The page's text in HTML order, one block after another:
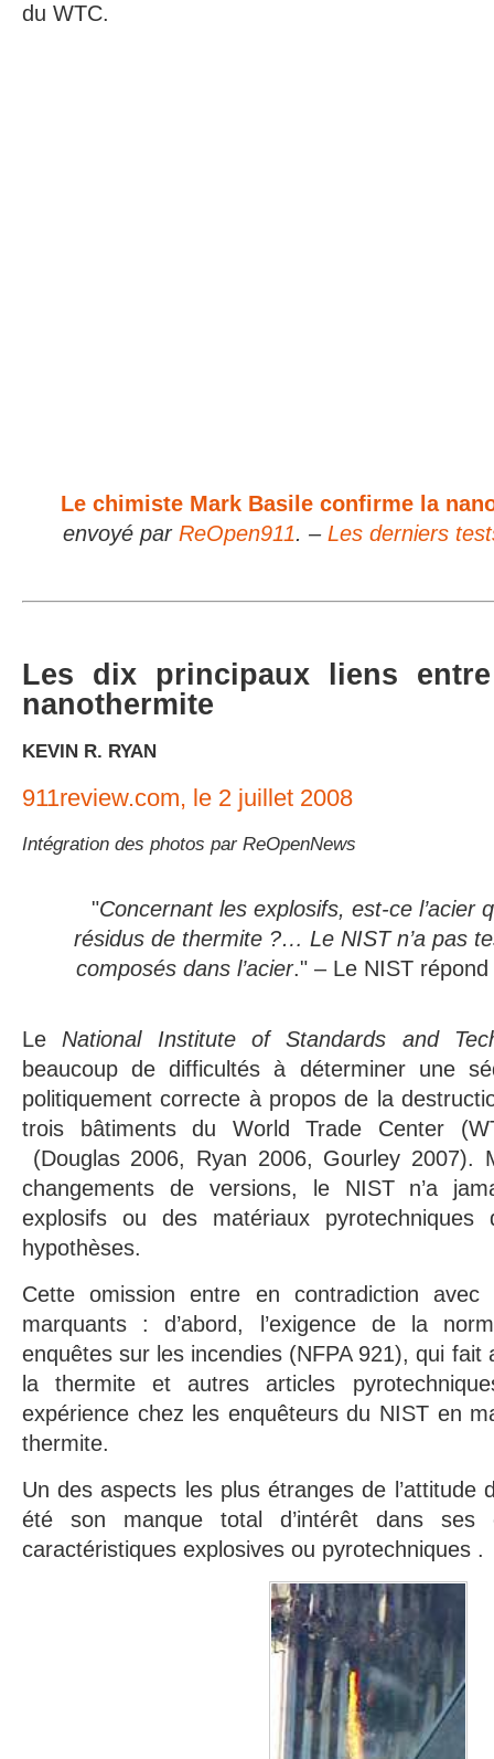
du WTC.
Le chimiste Mark Basile confirme la
envoyé parReOpen911. –Les derniers
Les dix principaux liens
nanothermite
KEVIN R. RYAN
911review.com, le 2 juillet 2008
Intégration des photos par ReOpenNews
"Concernant les explosifs, est-ce l’acier
résidus de thermite ?… Le NIST n’a pas
composés dans l’acier." – Le NIST
Le National Institute of Standards and
beaucoup de difficultés à déterminer une
politiquement correcte à propos de la
trois bâtiments du World Trade Center
(Douglas 2006, Ryan 2006, Gourley 2007).
changements de versions, le NIST n’a
explosifs ou des matériaux
hypothèses.
Cette omission entre en contradiction avec
marquants : d’abord, l’exigence de la
enquêtes sur les incendies (NFPA 921), qui fait
la thermite et autres articles
expérience chez les enquêteurs du NIST en
thermite.
Un des aspects les plus étranges de l’attitude
été son manque total d’intérêt dans ses
caractéristiques explosives ou pyrotechniques .